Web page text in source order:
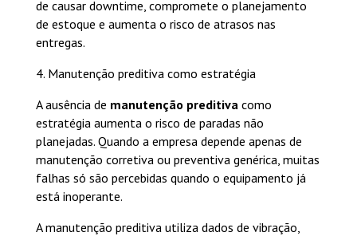
de causar downtime, compromete o planejamento
de estoque e aumenta o risco de atrasos nas
entregas.
4. Manutenção preditiva como estratégia
A ausência de manutenção preditiva como
estratégia aumenta o risco de paradas não
planejadas. Quando a empresa depende apenas de
manutenção corretiva ou preventiva genérica, muitas
falhas só são percebidas quando o equipamento já
está inoperante.
A manutenção preditiva utiliza dados de vibração,